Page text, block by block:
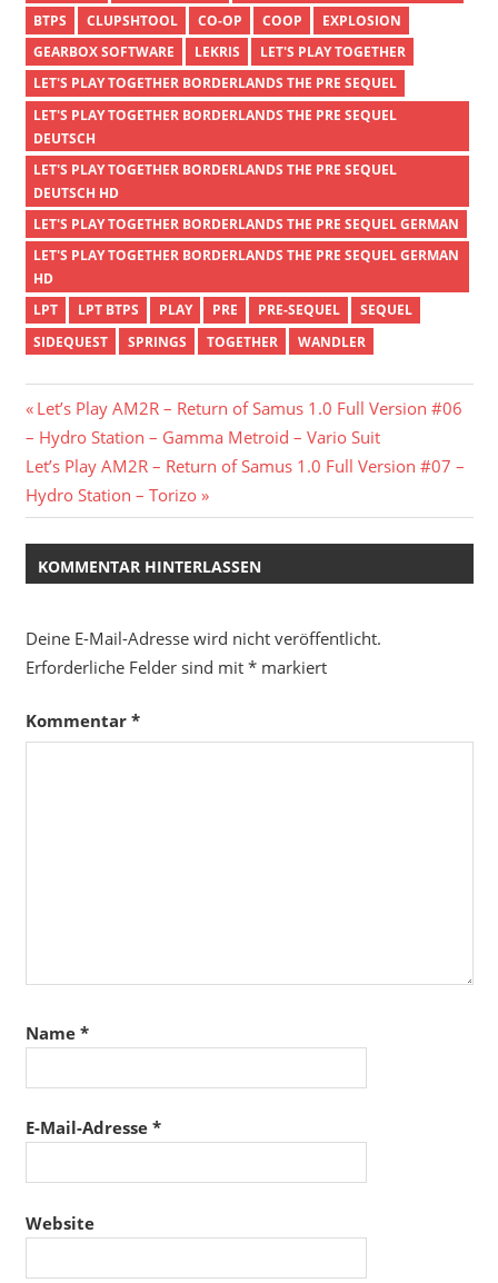
BTPS
CLUPSHTOOL CO-OP COOP
EXPLOSION
GEARBOX SOFTWARE
LEKRIS
LET'S PLAY TOGETHER
LET'S PLAY TOGETHER BORDERLANDS THE PRE SEQUEL
LET'S PLAY TOGETHER BORDERLANDS THE PRE SEQUEL
DEUTSCH
LET'S PLAY TOGETHER BORDERLANDS THE PRE SEQUEL
DEUTSCH HD
LET'S PLAY TOGETHER BORDERLANDS THE PRE SEQUEL GERMAN
LET'S PLAY TOGETHER BORDERLANDS THE PRE SEQUEL GERMAN
HD
LPT
LPT BTPS PLAY PRE PRE-SEQUEL
SEQUEL
SIDEQUEST
SPRINGS TOGETHER WANDLER
Beitragsnavigation
Vorheriger
Beitrag:
Let’s Play AM2R – Return of Samus 1.0 Full Version #06
– Hydro Station – Gamma Metroid – Vario Suit
Nächster
Beitrag:
Let’s Play AM2R – Return of Samus 1.0 Full Version #07 –
Hydro Station – Torizo
KOMMENTAR HINTERLASSEN
Deine E-Mail-Adresse wird nicht veröffentlicht.
Erforderliche Felder sind mit *markiert
Kommentar *
Name *
E-Mail-Adresse *
Website